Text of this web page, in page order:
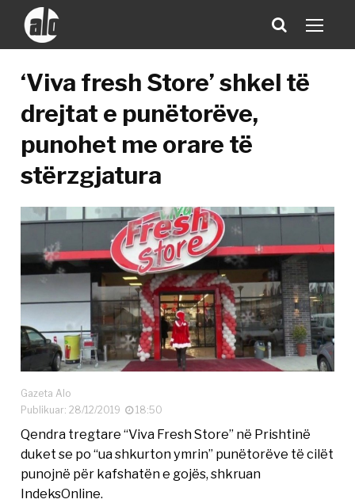
‘Viva fresh Store’ shkel të
drejtat e punëtorëve,
punohet me orare të
stërzgjatura
Gazeta Alo
Publikuar: 28/12/2019
18:50
Qendra tregtare “Viva Fresh Store” në Prishtinë
duket se po “ua shkurton ymrin” punëtorëve të cilët
punojnë për kafshatën e gojës, shkruan
IndeksOnline.